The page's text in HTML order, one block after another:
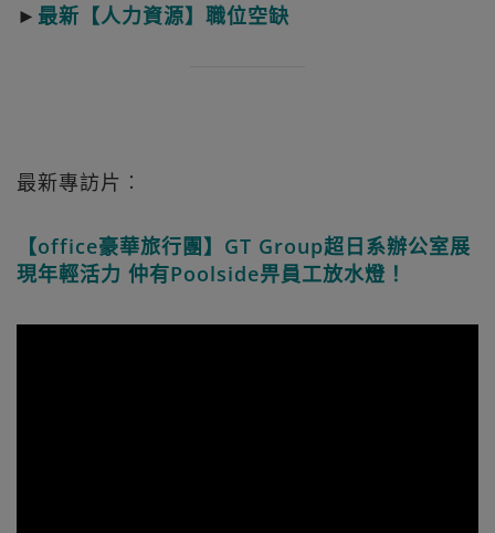
► 最新【人力資源】職位空缺
最新專訪片︰
【office豪華旅行團】GT Group超日系辦公室展
現年輕活力 仲有Poolside畀員工放水燈！